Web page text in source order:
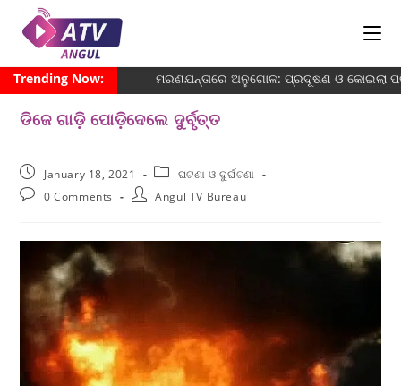
Trending Now: ମରଣଯନ୍ତାରେ ଅନୁଗୋଳ: ପ୍ରଦୂଷଣ ଓ କୋଇଲା
ଡିଜେ ଗାଡ଼ି ପୋଡ଼ିଦେଲେ ଦୁର୍ବୃତ୍ତ
January 18, 2021
ଘଟଣା ଓ ଦୁର୍ଘଟଣା
0 Comments
Angul TV Bureau